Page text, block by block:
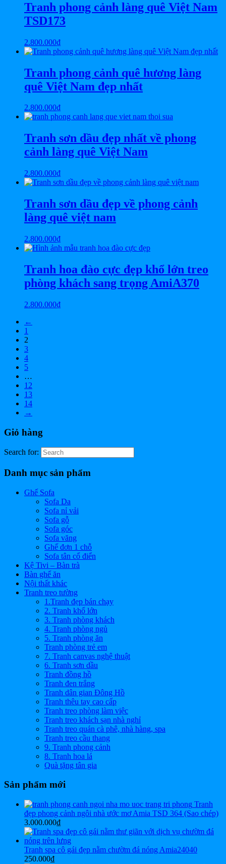
Tranh phong cảnh làng quê Việt Nam
TSD173
2.800.000₫
Tranh phong cảnh quê hương làng
quê Việt Nam đẹp nhất
2.800.000₫
Tranh sơn dầu đẹp nhất về phong
cảnh làng quê Việt Nam
2.800.000₫
Tranh sơn dầu đẹp về phong cảnh
làng quê việt nam
2.800.000₫
Tranh hoa đào cực đẹp khổ lớn treo
phòng khách sang trọng AmiA370
2.800.000₫
←
1
2
3
4
5
…
12
13
14
→
Giỏ hàng
Search for:
Danh mục sản phẩm
Ghế Sofa
Sofa Da
Sofa nỉ vải
Sofa gỗ
Sofa góc
Sofa văng
Ghế đơn 1 chỗ
Sofa tân cổ điển
Kệ Tivi – Bàn trà
Bàn ghế ăn
Nội thất khác
Tranh treo tường
1.Tranh đẹp bán chạy
2. Tranh khổ lớn
3. Tranh phòng khách
4. Tranh phòng ngủ
5. Tranh phòng ăn
Tranh phòng trẻ em
7. Tranh canvas nghệ thuật
6. Tranh sơn dầu
Tranh đồng hồ
Tranh đen trắng
Tranh dân gian Đông Hồ
Tranh thêu tay cao cấp
Tranh treo phòng làm việc
Tranh treo khách sạn nhà nghỉ
Tranh treo quán cà phê, nhà hàng, spa
Tranh treo cầu thang
9. Tranh phong cảnh
8. Tranh hoa lá
Quà tặng tân gia
Sản phẩm mới
Tranh
đẹp phong cảnh ngôi nhà ước mơ Amia TSD 364 (Sao chép)
3.000.000₫
Tranh spa cô gái đẹp nằm chườm đá nóng Amia24040
250.000₫